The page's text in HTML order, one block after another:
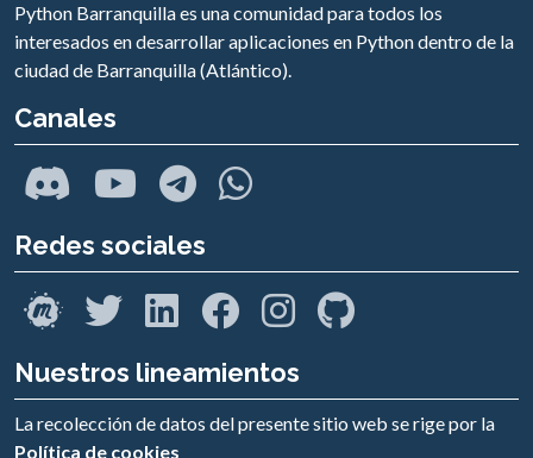
Python Barranquilla es una comunidad para todos los
interesados en desarrollar aplicaciones en Python dentro de la
ciudad de Barranquilla (Atlántico).
Canales
Redes sociales
Nuestros lineamientos
La recolección de datos del presente sitio web se rige por la
Política de cookies